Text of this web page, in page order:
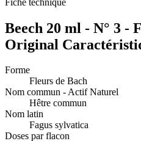
Beech 20 ml - N° 3 -
Original
Forme
Fleurs de Bach
Nom commun - Actif Naturel
Hêtre commun
Nom latin
Fagus sylvatica
Doses par flacon